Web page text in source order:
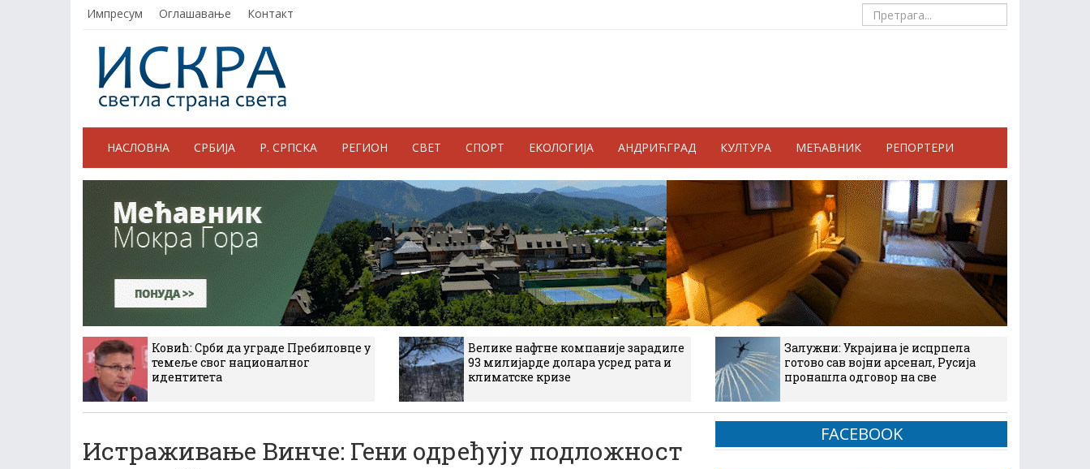
Импресум Оглашавање Контакт
НАСЛОВНА СРБИЈА Р. СРПСКА РЕГИОН СВЕТ СПОРТ ЕКОЛОГИЈА АНДРИЋГРАД КУЛТУРА МЕЋАВНИК РЕПОРТЕРИ
Ковић: Срби да уграде Пребиловце у
темеље свог националног
идентитета
Велике нафтне компаније зарадиле
93 милијарде долара усред рата и
климатске кризе
Залужни: Украјина је исцрпела
готово сав војни арсенал, Русија
пронашла одговор на све
Истраживање Винче: Гени одређују подложност
FACEBOOK